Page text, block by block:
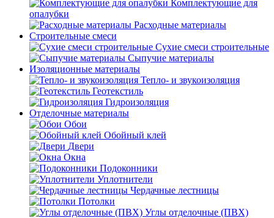
Комплектующие для
опалубки
Расходные материалы
Строительные смеси
Сухие смеси строительные
Сыпучие материалы
Изоляционные материалы
Тепло- и звукоизоляция
Геотекстиль
Гидроизоляция
Отделочные материалы
Обои
Обойный клей
Двери
Окна
Подоконники
Уплотнители
Чердачные лестницы
Потолки
Углы отделочные (ПВХ)